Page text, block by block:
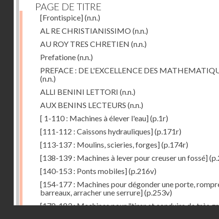
PAGE DE TITRE
[Frontispice](n.n.)
AL RE CHRISTIANISSIMO (n.n.)
AU ROY TRES CHRETIEN (n.n.)
Prefatione(n.n.)
PREFACE : DE L'EXCELLENCE DES
(n.n.)
ALLI BENINI LETTORI (n.n.)
AUX BENINS LECTEURS (n.n.)
[ 1-110 : Machines à élever l'eau](p.1r)
[111-112 : Caissons hydrauliques](p.171r)
[113-137 : Moulins, scieries, forges](p.174r)
[138-139 : Machines à lever pour creuser un fossé]
[140-153 : Ponts mobiles](p.216v)
[154-177 : Machines pour dégonder une porte,
barreaux, arracher une serrure](p.253v)
[178-183 : Machines pour "tirer et conduire de très